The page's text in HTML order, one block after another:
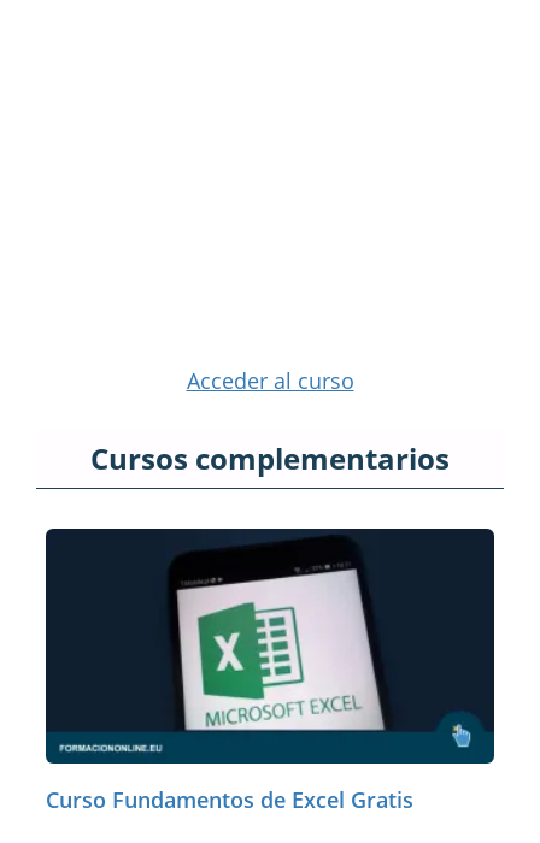
Acceder al curso
Cursos complementarios
Curso Fundamentos de Excel Gratis